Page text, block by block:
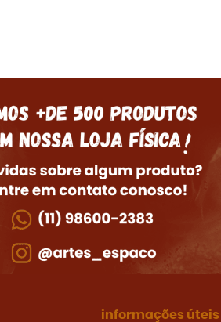
informações úteis